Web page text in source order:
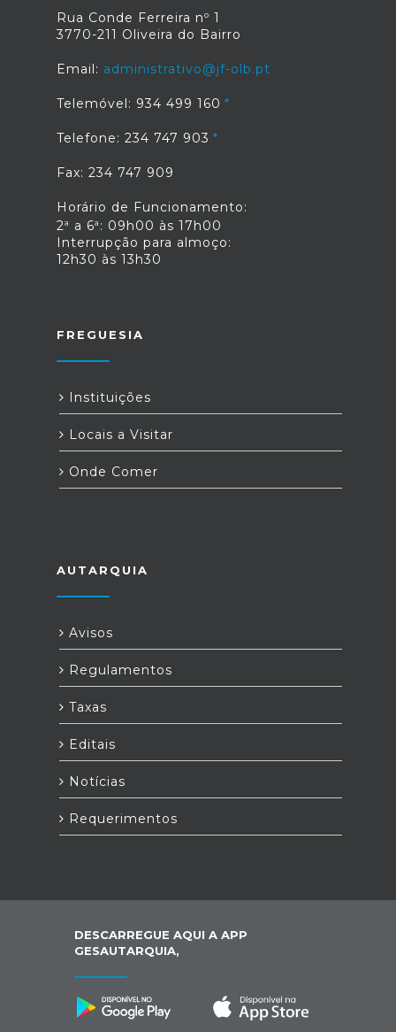
Rua Conde Ferreira nº 1
3770-211 Oliveira do Bairro
Email: administrativo@jf-olb.pt
Telemóvel: 934 499 160
Telefone: 234 747 903
Fax: 234 747 909
Horário de Funcionamento:
2ª a 6ª: 09h00 às 17h00
Interrupção para almoço:
12h30 às 13h30
FREGUESIA
Instituições
Locais a Visitar
Onde Comer
AUTARQUIA
Avisos
Regulamentos
Taxas
Editais
Notícias
Requerimentos
DESCARREGUE AQUI A APP
GESAUTARQUIA,